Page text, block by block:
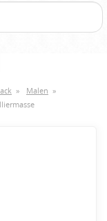
» Malen »